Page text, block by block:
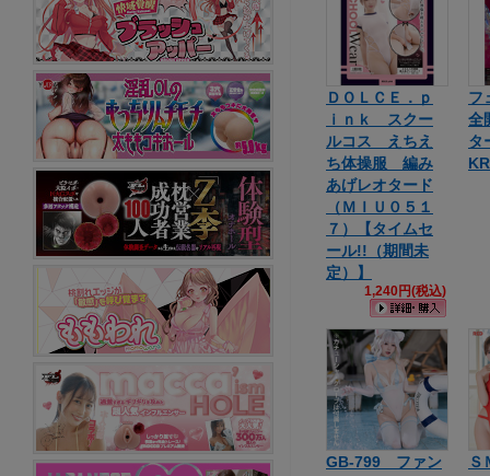
ＤＯＬＣＥ．ｐ
ｉｎｋ スクー
ルコス えちえ
ち体操服 編み
あげレオタード
（ＭＩＵ０５１
７）【タイムセ
ール!!（期間未
定）】
1,240円(税込)
フ
全
タ
GB-799 ファン
Ｓ